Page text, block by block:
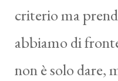
criterio ma
abbiamo di
non è solo dare,